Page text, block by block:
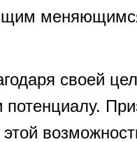
своей
потенциалу.